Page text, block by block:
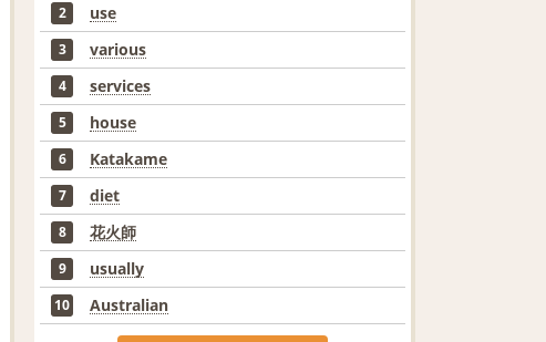
2 use
3 various
4 services
5 house
6 Katakame
7 diet
8 花火師
9 usually
10 Australian